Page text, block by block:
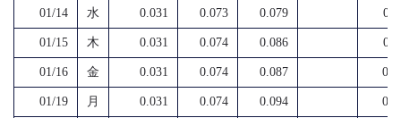
01/14 水 0.031 0.073 0.079
01/15 木 0.031 0.074 0.086
01/16 金 0.031 0.074 0.087
01/19 月 0.031 0.074 0.094